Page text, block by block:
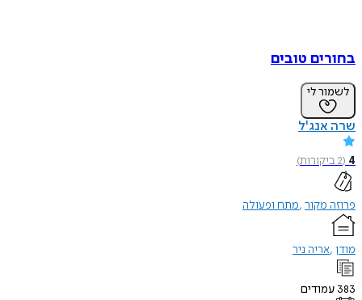
בחורים טובים
לשמור לי
שרה אנג'ל
4
(
2ביקורות)
פרוזה מקור מתח ופעולה
מודן אריה ניר
383 עמודים